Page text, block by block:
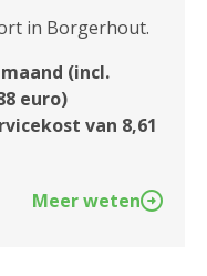
in Borgerhout.
(incl.
euro)
van 8,61
Meer weten